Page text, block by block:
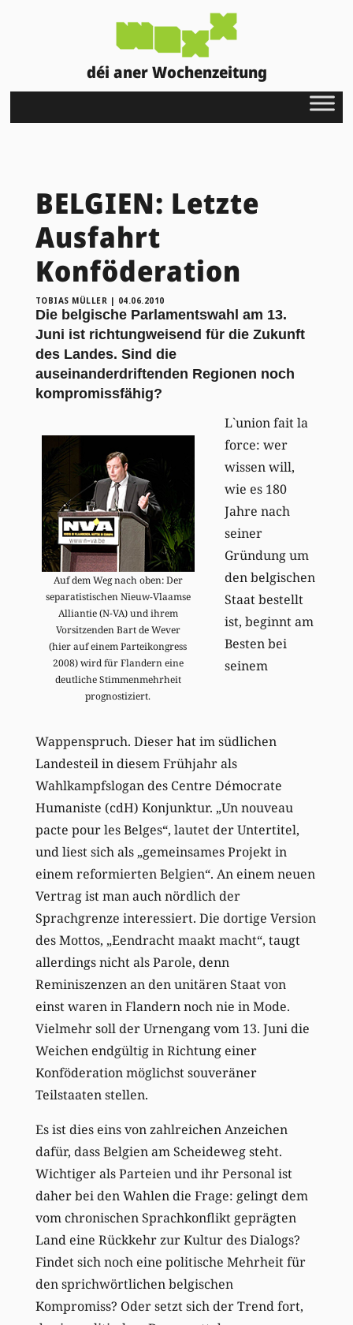
déi aner Wochenzeitung
BELGIEN: Letzte
Ausfahrt
Konföderation
TOBIAS MÜLLER | 04.06.2010
Die belgische Parlamentswahl am 13.
Juni ist richtungweisend für die Zukunft
des Landes. Sind die
auseinanderdriftenden Regionen noch
kompromissfähig?
Auf dem Weg nach oben: Der
separatistischen Nieuw-Vlaamse
Alliantie (N-VA) und ihrem
Vorsitzenden Bart de Wever
(hier auf einem Parteikongress
2008) wird für Flandern eine
deutliche Stimmenmehrheit
prognostiziert.
L`union fait la
force: wer
wissen will,
wie es 180
Jahre nach
seiner
Gründung um
den belgischen
Staat bestellt
ist, beginnt am
Besten bei
seinem
Wappenspruch. Dieser hat im südlichen
Landesteil in diesem Frühjahr als
Wahlkampfslogan des Centre Démocrate
Humaniste (cdH) Konjunktur. „Un nouveau
pacte pour les Belges“, lautet der Untertitel,
und liest sich als „gemeinsames Projekt in
einem reformierten Belgien“. An einem neuen
Vertrag ist man auch nördlich der
Sprachgrenze interessiert. Die dortige Version
des Mottos, „Eendracht maakt macht“, taugt
allerdings nicht als Parole, denn
Reminiszenzen an den unitären Staat von
einst waren in Flandern noch nie in Mode.
Vielmehr soll der Urnengang vom 13. Juni die
Weichen endgültig in Richtung einer
Konföderation möglichst souveräner
Teilstaaten stellen.
Es ist dies eins von zahlreichen Anzeichen
dafür, dass Belgien am Scheideweg steht.
Wichtiger als Parteien und ihr Personal ist
daher bei den Wahlen die Frage: gelingt dem
vom chronischen Sprachkonflikt geprägten
Land eine Rückkehr zur Kultur des Dialogs?
Findet sich noch eine politische Mehrheit für
den sprichwörtlichen belgischen
Kompromiss? Oder setzt sich der Trend fort,